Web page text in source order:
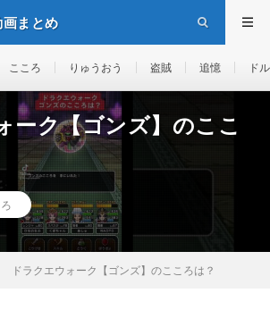
画まとめ
こころ りゅうおう 盗賊 追憶 ド
ーク【ゴンズ】のここ
ドラクエウォーク【ゴンズ】のこころは？